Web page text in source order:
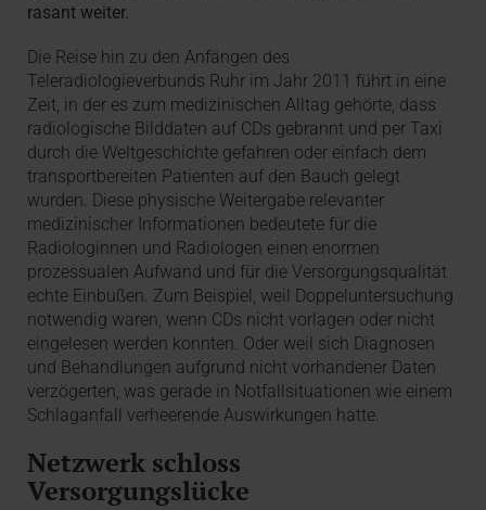
rasant weiter.
Die Reise hin zu den Anfängen des
Teleradiologieverbunds Ruhr im Jahr 2011 führt in eine
Zeit, in der es zum medizinischen Alltag gehörte, dass
radiologische Bilddaten auf CDs gebrannt und per Taxi
durch die Weltgeschichte gefahren oder einfach dem
transportbereiten Patienten auf den Bauch gelegt
wurden. Diese physische Weitergabe relevanter
medizinischer Informationen bedeutete für die
Radiologinnen und Radiologen einen enormen
prozessualen Aufwand und für die Versorgungsqualität
echte Einbußen. Zum Beispiel, weil Doppeluntersuchung
notwendig waren, wenn CDs nicht vorlagen oder nicht
eingelesen werden konnten. Oder weil sich Diagnosen
und Behandlungen aufgrund nicht vorhandener Daten
verzögerten, was gerade in Notfallsituationen wie einem
Schlaganfall verheerende Auswirkungen hatte.
Netzwerk schloss
Versorgungslücke